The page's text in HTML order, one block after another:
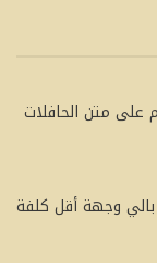
على متن الحافلات
بالي وجهة أقل كلفة